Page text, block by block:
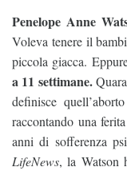
Penelope Anne
Voleva tenere il
piccola giacca.
a 11 settimane.
definisce quell’aborto
raccontando una
anni di sofferenza
LifeNews, la Watson